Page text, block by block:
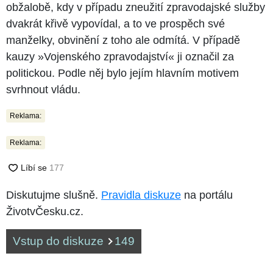
obžalobě, kdy v případu zneužití zpravodajské služby
dvakrát křivě vypovídal, a to ve prospěch své
manželky, obvinění z toho ale odmítá. V případě
kauzy »Vojenského zpravodajství« ji označil za
politickou. Podle něj bylo jejím hlavním motivem
svrhnout vládu.
Reklama:
Reklama:
Diskutujme slušně. Pravidla diskuze na portálu
ŽivotvČesku.cz.
Vstup do diskuze 149